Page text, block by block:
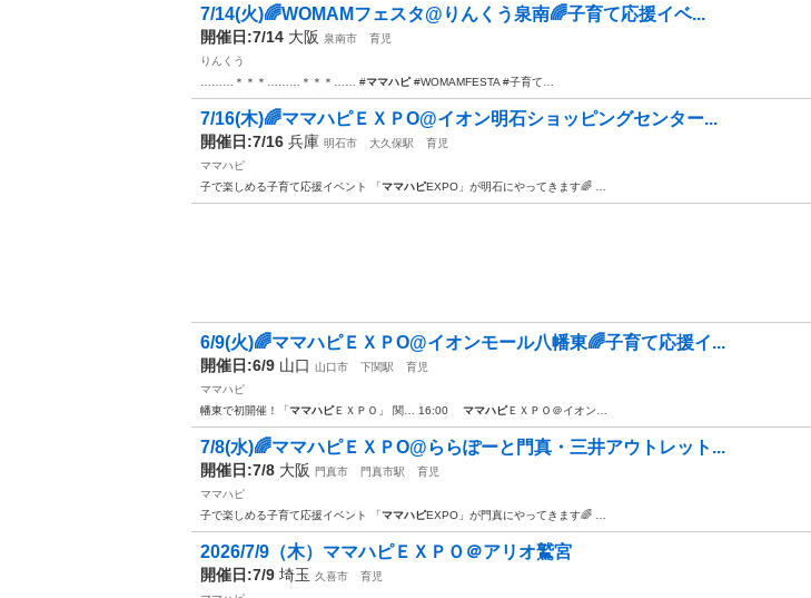
7/14(火)🌈WOMAMフェスタ@りんくう泉南🌈子育て応援イベ...
開催日:7/14 大阪 泉南市
育児
りんくう
………＊＊＊………＊＊＊…… #ママハピ#WOMAMFESTA #子育て…
7/16(木)🌈ママハピＥＸＰO@イオン明石ショッピングセンター...
開催日:7/16 兵庫 明石市 大久保駅
育児
ママハピ
子で楽しめる子育て応援イベント 「ママハピEXPO」が明石にやってきます🌈 …
6/9(火)🌈ママハピＥＸＰO@イオンモール八幡東🌈子育て応援イ...
開催日:6/9 山口 山口市 下関駅
育児
ママハピ
幡東で初開催！「ママハピＥＸＰＯ」 関… 16:00 ママハピＥＸＰＯ＠イオン…
7/8(水)🌈ママハピＥＸＰO@ららぽーと門真・三井アウトレット...
開催日:7/8 大阪 門真市 門真市駅
育児
ママハピ
子で楽しめる子育て応援イベント 「ママハピEXPO」が門真にやってきます🌈 …
2026/7/9（木）ママハピＥＸＰＯ＠アリオ鷲宮
開催日:7/9 埼玉 久喜市
育児